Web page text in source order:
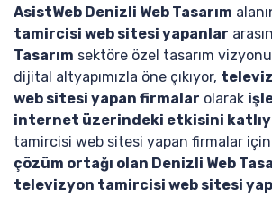
AsistWeb Denizli Web Tasarım
tamircisi web sitesi yapanlar
Tasarım sektöre özel tasarım
dijital altyapımızla öne çıkıyor,
web sitesi yapan firmalar olarak
internet üzerindeki etkisini
tamircisi web sitesi yapan firmalar
çözüm ortağı olan Denizli Web
televizyon tamircisi web sitesi